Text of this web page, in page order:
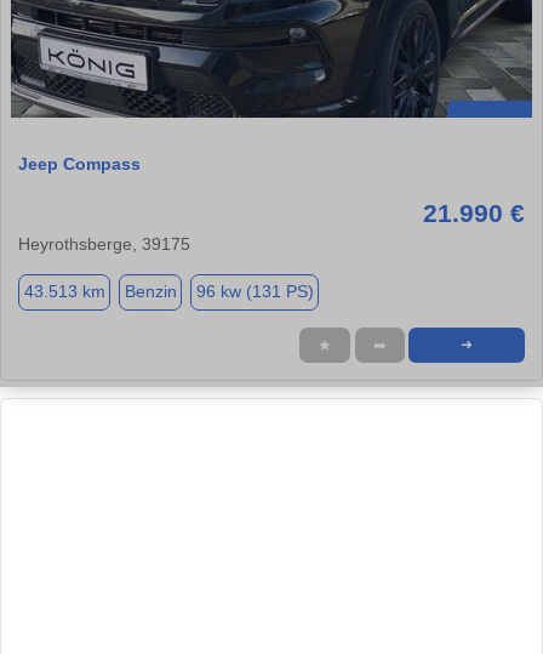
Jeep Compass
21.990 €
Heyrothsberge, 39175
43.513 km Benzin 96 kw (131 PS)
★ ➦ ➜